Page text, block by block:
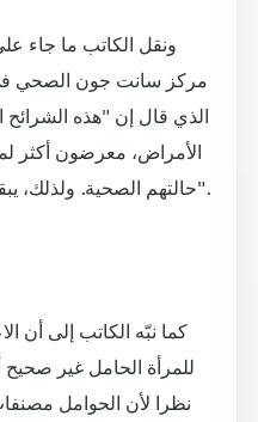
ونقل الكاتب ما جاء
مركز سانت جون الصحي في
الذي قال إن "هذه الشرائح
الأمراض، معرضون أكثر
حالتهم الصحية. ولذلك، يبقى أفضل حل يتمثل في الوقاية".
كما نبّه الكاتب إلى أن
للمرأة الحامل غير صحيح
نظرا لأن الحوامل